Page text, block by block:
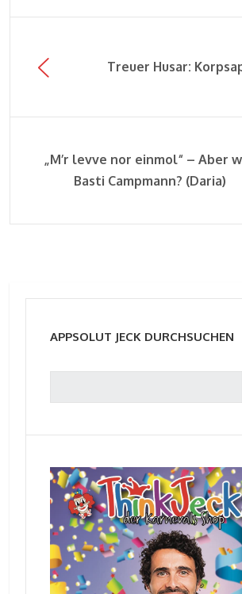
Treuer Husar:
„M’r levve nor einmol“ – Aber
Basti Campmann? (Daria)
APPSOLUT JECK DURCHSUCHEN